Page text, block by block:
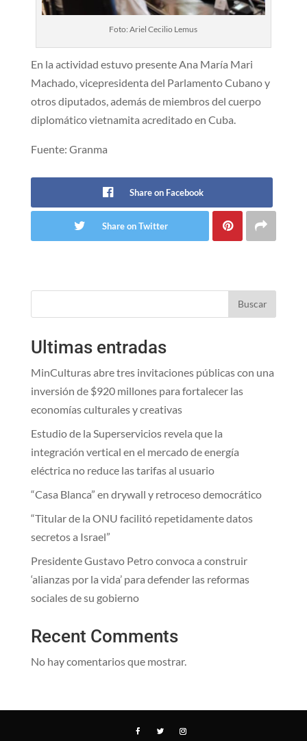
Foto: Ariel Cecilio Lemus
En la actividad estuvo presente Ana María Mari
Machado, vicepresidenta del Parlamento Cubano y
otros diputados, además de miembros del cuerpo
diplomático vietnamita acreditado en Cuba.
Fuente: Granma
Share on Facebook
Share on Twitter
Buscar
Ultimas entradas
MinCulturas abre tres invitaciones públicas con una
inversión de $920 millones para fortalecer las
economías culturales y creativas
Estudio de la Superservicios revela que la
integración vertical en el mercado de energía
eléctrica no reduce las tarifas al usuario
“Casa Blanca” en drywall y retroceso democrático
“Titular de la ONU facilitó repetidamente datos
secretos a Israel”
Presidente Gustavo Petro convoca a construir
‘alianzas por la vida’ para defender las reformas
sociales de su gobierno
Recent Comments
No hay comentarios que mostrar.